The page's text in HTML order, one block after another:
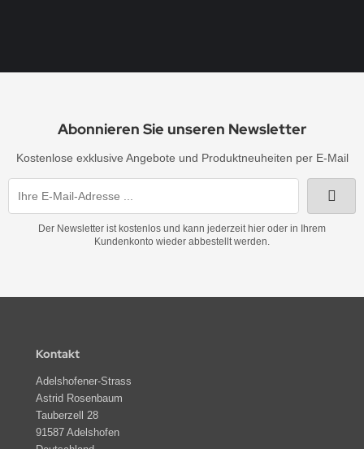
Abonnieren Sie unseren Newsletter
Kostenlose exklusive Angebote und Produktneuheiten per E-Mail
Der Newsletter ist kostenlos und kann jederzeit hier oder in Ihrem
Kundenkonto wieder abbestellt werden.
Kontakt
Adelshofener-Strass
Astrid Rosenbaum
Tauberzell 28
91587 Adelshofen